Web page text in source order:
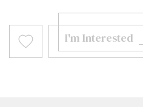
I'm Interested